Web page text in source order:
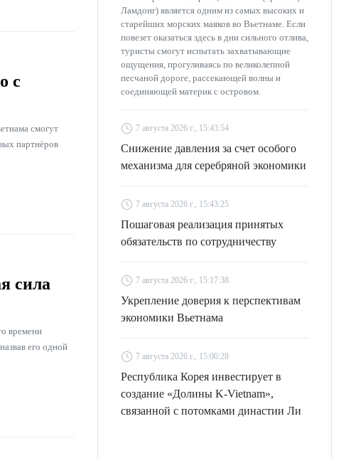
с
смогут
партнёров
сила
времени
его одной
Ламдонг) является одним из самых высоких и
старейших морских маяков во Вьетнаме. Если
повезет оказаться здесь в дни сильного отлива,
туристы смогут испытать захватывающие
ощущения, прогуливаясь по великолепной
песчаной дороге, рассекающей волны и
соединяющей материк с островом.
7 августа 2026 г., 15:43:54
Снижение давления за счет особого
механизма для серебряной экономики
7 августа 2026 г., 15:43:25
Пошаговая реализация принятых
обязательств по сотрудничеству
7 августа 2026 г., 15:17:38
Укрепление доверия к перспективам
экономики Вьетнама
7 августа 2026 г., 15:00:28
Республика Корея инвестирует в
создание «Долины K-Vietnam»,
связанной с потомками династии Ли